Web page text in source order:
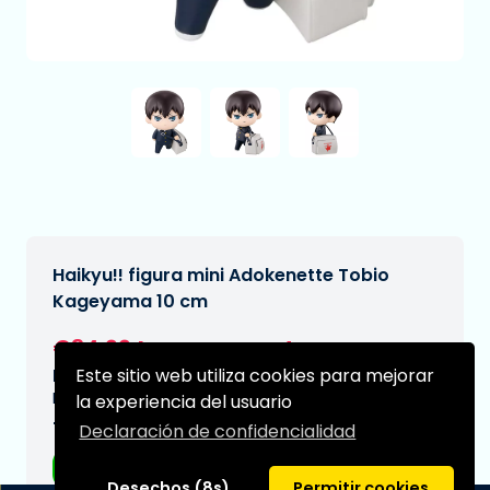
Este sitio web utiliza cookies para mejorar
la experiencia del usuario
Declaración de confidencialidad
Haikyu!! figura mini Adokenette Tobio
Kageyama 10 cm
€34,99
Fecha de entrega prevista:
N/A
Tipo: